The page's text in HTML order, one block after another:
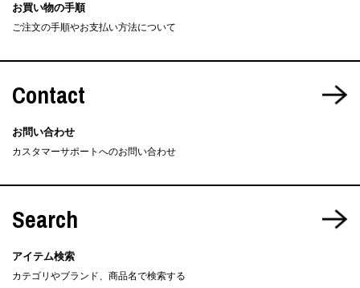
お買い物の手順
ご注文の手順やお支払い方法について
Contact
お問い合わせ
カスタマーサポートへのお問い合わせ
Search
アイテム検索
カテゴリやブランド、商品名で検索する